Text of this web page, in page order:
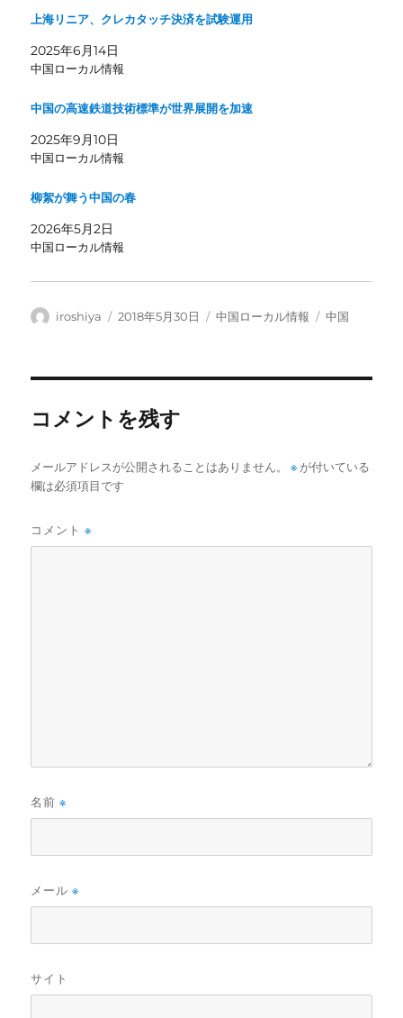
上海リニア、クレカタッチ決済を試験運用
2025年6月14日
中国ローカル情報
中国の高速鉄道技術標準が世界展開を加速
2025年9月10日
中国ローカル情報
柳絮が舞う中国の春
2026年5月2日
中国ローカル情報
投
iroshiya
投
2018年5月30日
カ
中国ローカル情報
タ
中国
コメントを残す
メールアドレスが公開されることはありません。 ※ が付いている
欄は必須項目です
コメント※
名前※
メール※
サイト